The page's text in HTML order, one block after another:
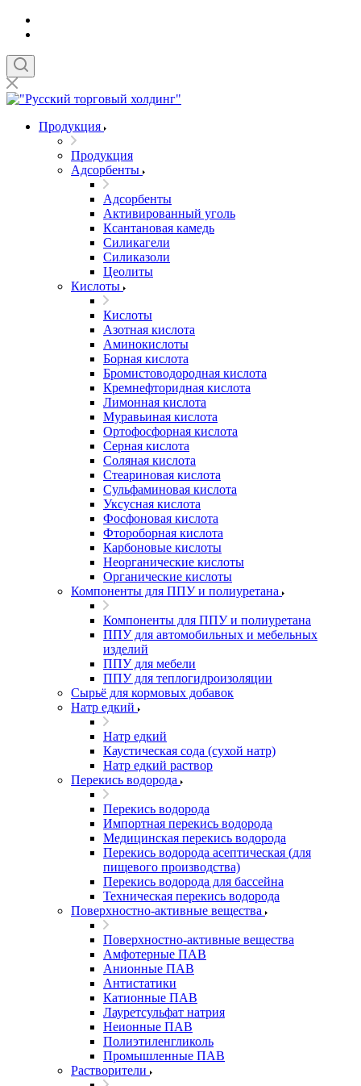
Продукция
Продукция
Адсорбенты
Адсорбенты
Активированный уголь
Ксантановая камедь
Силикагели
Силиказоли
Цеолиты
Кислоты
Кислоты
Азотная кислота
Аминокислоты
Борная кислота
Бромистоводородная кислота
Кремнефторидная кислота
Лимонная кислота
Муравьиная кислота
Ортофосфорная кислота
Серная кислота
Соляная кислота
Стеариновая кислота
Сульфаминовая кислота
Уксусная кислота
Фосфоновая кислота
Фтороборная кислота
Карбоновые кислоты
Неорганические кислоты
Органические кислоты
Компоненты для ППУ и полиуретана
Компоненты для ППУ и полиуретана
ППУ для автомобильных и мебельных
изделий
ППУ для мебели
ППУ для теплогидроизоляции
Сырьё для кормовых добавок
Натр едкий
Натр едкий
Каустическая сода (сухой натр)
Натр едкий раствор
Перекись водорода
Перекись водорода
Импортная перекись водорода
Медицинская перекись водорода
Перекись водорода асептическая (для
пищевого производства)
Перекись водорода для бассейна
Техническая перекись водорода
Поверхностно-активные вещества
Поверхностно-активные вещества
Амфотерные ПАВ
Анионные ПАВ
Антистатики
Катионные ПАВ
Лауретсульфат натрия
Неионные ПАВ
Полиэтиленгликоль
Промышленные ПАВ
Растворители